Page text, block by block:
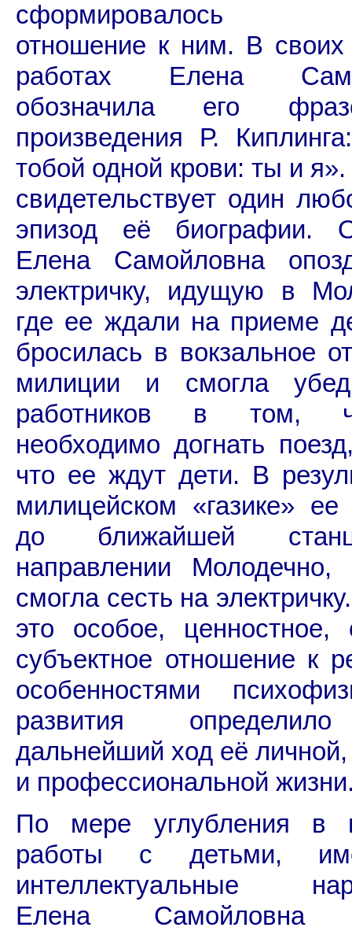
сформировалось
отношение к ним. В своих
работах Елена
обозначила его
произведения Р.
тобой одной крови: ты и
свидетельствует один
эпизод её биографии.
Елена Самойловна
электричку, идущую в
где ее ждали на приеме
бросилась в вокзальное
милиции и смогла
работников в том,
необходимо догнать
что ее ждут дети. В
милицейском «газике» ее
до ближайшей
направлении Молодечно,
смогла сесть на
это особое, ценностное,
субъектное отношение к
особенностями
развития
дальнейший ход её
и профессиональной
По мере углубления в
работы с детьми,
интеллектуальные
Елена Самойловна